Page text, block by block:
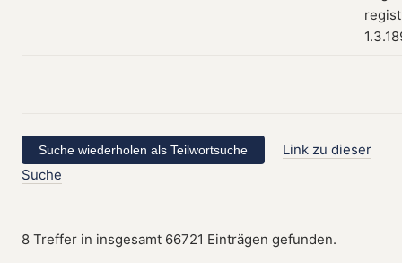
Link zu dieser
Suche
8 Treffer in insgesamt 66721 Einträgen gefunden.